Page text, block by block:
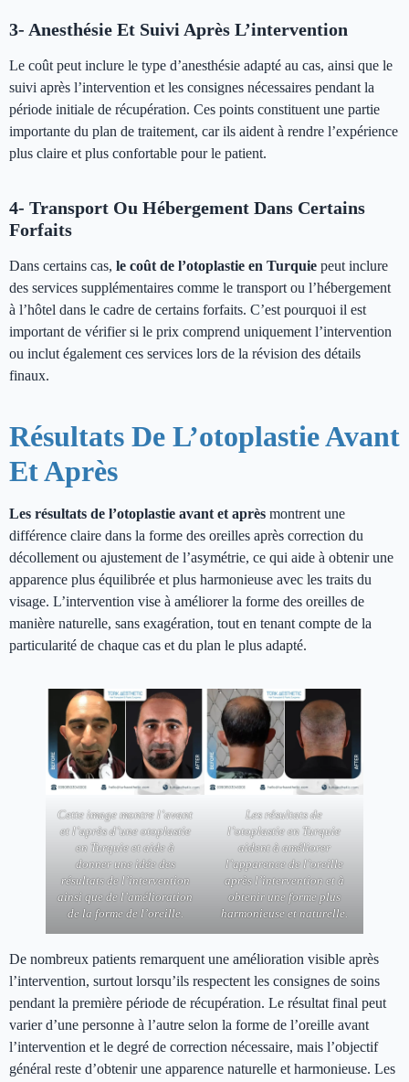
3- Anesthésie Et Suivi Après L’intervention
Le coût peut inclure le type d’anesthésie adapté au cas, ainsi que le
suivi après l’intervention et les consignes nécessaires pendant la
période initiale de récupération. Ces points constituent une partie
importante du plan de traitement, car ils aident à rendre l’expérience
plus claire et plus confortable pour le patient.
4- Transport Ou Hébergement Dans Certains
Forfaits
Dans certains cas, le coût de l’otoplastie en Turquie peut inclure
des services supplémentaires comme le transport ou l’hébergement
à l’hôtel dans le cadre de certains forfaits. C’est pourquoi il est
important de vérifier si le prix comprend uniquement l’intervention
ou inclut également ces services lors de la révision des détails
finaux.
Résultats De L’otoplastie Avant
Et Après
Les résultats de l’otoplastie avant et après montrent une
différence claire dans la forme des oreilles après correction du
décollement ou ajustement de l’asymétrie, ce qui aide à obtenir une
apparence plus équilibrée et plus harmonieuse avec les traits du
visage. L’intervention vise à améliorer la forme des oreilles de
manière naturelle, sans exagération, tout en tenant compte de la
particularité de chaque cas et du plan le plus adapté.
Cette image montre l’avant
et l’après d’une otoplastie
en Turquie et aide à
donner une idée des
résultats de l’intervention
ainsi que de l’amélioration
de la forme de l’oreille.
Les résultats de
l’otoplastie en Turquie
aident à améliorer
l’apparence de l’oreille
après l’intervention et à
obtenir une forme plus
harmonieuse et naturelle.
De nombreux patients remarquent une amélioration visible après
l’intervention, surtout lorsqu’ils respectent les consignes de soins
pendant la première période de récupération. Le résultat final peut
varier d’une personne à l’autre selon la forme de l’oreille avant
l’intervention et le degré de correction nécessaire, mais l’objectif
général reste d’obtenir une apparence naturelle et harmonieuse. Les